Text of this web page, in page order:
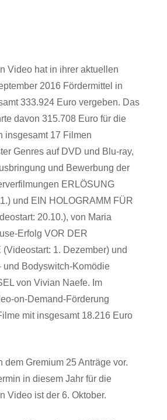
Video hat in ihrer aktuellen
2016 Fördermittel in
333.924 Euro vergeben. Das
davon 315.708 Euro für die
insgesamt 17 Filmen
Genres auf DVD und Blu-ray,
und Bewerbung der
ERLÖSUNG
und EIN HOLOGRAMM FÜR
20.10.), von Maria
Erfolg VOR DER
(Videostart: 1. Dezember) und
und Bodyswitch-Komödie
von Vivian Naefe. Im
on-Demand-Förderung
mit insgesamt 18.216 Euro
dem Gremium 25 Anträge vor.
in diesem Jahr für die
Video ist der 6. Oktober.